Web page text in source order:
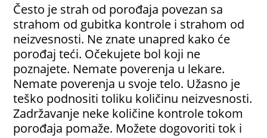
Često je strah od porođaja povezan sa
strahom od gubitka kontrole i strahom od
neizvesnosti. Ne znate unapred kako će
porođaj teći. Očekujete bol koji ne
poznajete. Nemate poverenja u lekare.
Nemate poverenja u svoje telo. Užasno je
teško podnositi toliku količinu neizvesnosti.
Zadržavanje neke količine kontrole tokom
porođaja pomaže. Možete dogovoriti tok i